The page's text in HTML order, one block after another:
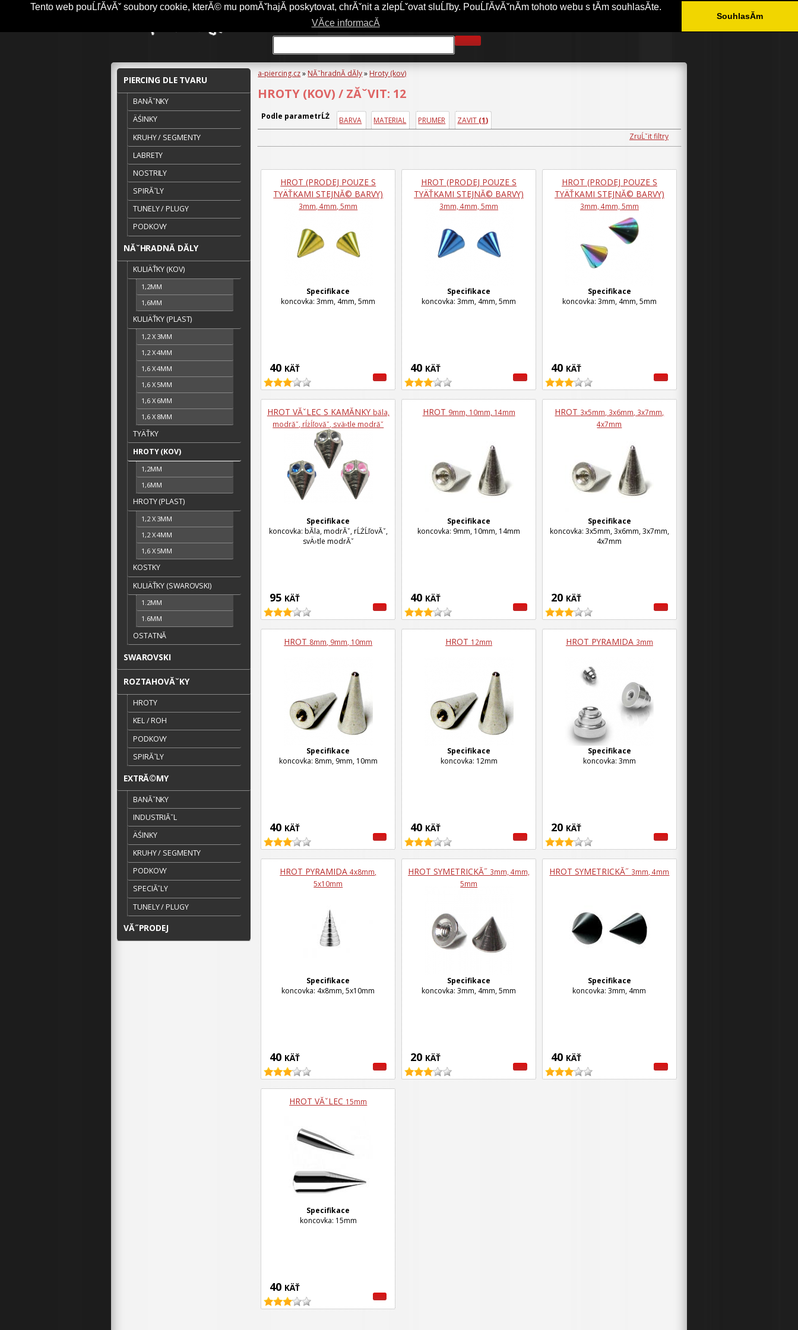
Tento web pouĹľĂ­vĂˇ soubory cookie, kterĂ© mu pomĂˇhajĂ­ poskytovat, chrĂˇnit a zlepĹˇovat sluĹľby. PouĹľĂ­vĂˇnĂ­m tohoto webu s tĂ­m souhlasĂ­te.
VĂ­ce informacĂ­
SouhlasĂ­m
a-piercing.cz» NĂˇhradnĂ­ dĂ­ly» Hroty (kov)
HROTY (KOV) / ZĂˇVIT: 12
Podle parametrĹŻ BARVA MATERIAL PRUMER ZAVIT (1)
ZruĹˇit filtry
HROT (PRODEJ POUZE S
TYÄŤKAMI STEJNĂ© BARVY)
3mm, 4mm, 5mm
40 KÄŤ
Specifikace
koncovka: 3mm, 4mm, 5mm
HROT (PRODEJ POUZE S
TYÄŤKAMI STEJNĂ© BARVY)
3mm, 4mm, 5mm
40 KÄŤ
Specifikace
koncovka: 3mm, 4mm, 5mm
HROT (PRODEJ POUZE S
TYÄŤKAMI STEJNĂ© BARVY)
3mm, 4mm, 5mm
40 KÄŤ
Specifikace
koncovka: 3mm, 4mm, 5mm
HROT VĂˇLEC S KAMĂ­NKY bă­la,
modrăˇ, rĺżĺľovăˇ, svä›tle modrăˇ
95 KÄŤ
Specifikace
koncovka: bĂ­la, modrĂˇ, rĹŻĹľovĂˇ,
svÄ›tle modrĂˇ
HROT 9mm, 10mm, 14mm
40 KÄŤ
Specifikace
koncovka: 9mm, 10mm, 14mm
HROT 3x5mm, 3x6mm, 3x7mm,
4x7mm
20 KÄŤ
Specifikace
koncovka: 3x5mm, 3x6mm, 3x7mm,
4x7mm
HROT 8mm, 9mm, 10mm
40 KÄŤ
Specifikace
koncovka: 8mm, 9mm, 10mm
HROT 12mm
40 KÄŤ
Specifikace
koncovka: 12mm
HROT PYRAMIDA 3mm
20 KÄŤ
Specifikace
koncovka: 3mm
HROT PYRAMIDA4x8mm,
5x10mm
40 KÄŤ
Specifikace
koncovka: 4x8mm, 5x10mm
HROT SYMETRICKĂ˝ 3mm, 4mm,
5mm
20 KÄŤ
Specifikace
koncovka: 3mm, 4mm, 5mm
HROT SYMETRICKĂ˝ 3mm, 4mm
40 KÄŤ
Specifikace
koncovka: 3mm, 4mm
HROT VĂˇLEC 15mm
40 KÄŤ
Specifikace
koncovka: 15mm
PIERCING DLE TVARU
BANĂˇNKY
ÄŚINKY
KRUHY / SEGMENTY
LABRETY
NOSTRILY
SPIRĂˇLY
TUNELY / PLUGY
PODKOVY
NĂˇHRADNĂ­ DĂ­LY
KULIÄŤKY (KOV)
1,2MM
1,6MM
KULIÄŤKY (PLAST)
1,2 X 3MM
1,2 X 4MM
1,6 X 4MM
1,6 X 5MM
1,6 X 6MM
1,6 X 8MM
TYÄŤKY
HROTY (KOV)
1,2MM
1,6MM
HROTY (PLAST)
1,2 X 3MM
1,2 X 4MM
1,6 X 5MM
KOSTKY
KULIÄŤKY (SWAROVSKI)
1.2MM
1.6MM
OSTATNĂ­
SWAROVSKI
ROZTAHOVĂˇKY
HROTY
KEL / ROH
PODKOVY
SPIRĂˇLY
EXTRĂ©MY
BANĂˇNKY
INDUSTRIĂˇL
ÄŚINKY
KRUHY / SEGMENTY
PODKOVY
SPECIĂˇLY
TUNELY / PLUGY
VĂ˝PRODEJ
A-PIERCING.CZ OBCHODNĂ­ PODMĂ­NKY